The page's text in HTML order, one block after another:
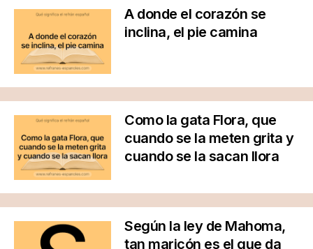
A donde el corazón se
inclina, el pie camina
Como la gata Flora, que
cuando se la meten grita y
cuando se la sacan llora
Según la ley de Mahoma,
tan maricón es el que da